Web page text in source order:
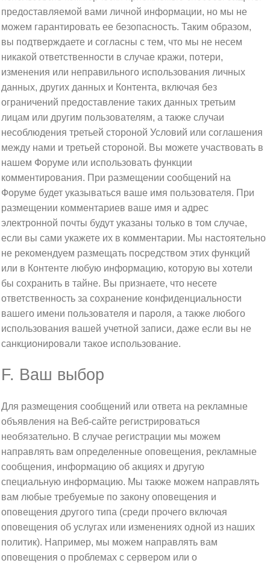
предоставляемой вами личной информации, но мы не
можем гарантировать ее безопасность. Таким образом,
вы подтверждаете и согласны с тем, что мы не несем
никакой ответственности в случае кражи, потери,
изменения или неправильного использования личных
данных, других данных и Контента, включая без
ограничений предоставление таких данных третьим
лицам или другим пользователям, а также случаи
несоблюдения третьей стороной Условий или соглашения
между нами и третьей стороной. Вы можете участвовать в
нашем Форуме или использовать функции
комментирования. При размещении сообщений на
Форуме будет указываться ваше имя пользователя. При
размещении комментариев ваше имя и адрес
электронной почты будут указаны только в том случае,
если вы сами укажете их в комментарии. Мы настоятельно
не рекомендуем размещать посредством этих функций
или в Контенте любую информацию, которую вы хотели
бы сохранить в тайне. Вы признаете, что несете
ответственность за сохранение конфиденциальности
вашего имени пользователя и пароля, а также любого
использования вашей учетной записи, даже если вы не
санкционировали такое использование.
F. Ваш выбор
Для размещения сообщений или ответа на рекламные
объявления на Веб-сайте регистрироваться
необязательно. В случае регистрации мы можем
направлять вам определенные оповещения, рекламные
сообщения, информацию об акциях и другую
специальную информацию. Мы также можем направлять
вам любые требуемые по закону оповещения и
оповещения другого типа (среди прочего включая
оповещения об услугах или изменениях одной из наших
политик). Например, мы можем направлять вам
оповещения о проблемах с сервером или о